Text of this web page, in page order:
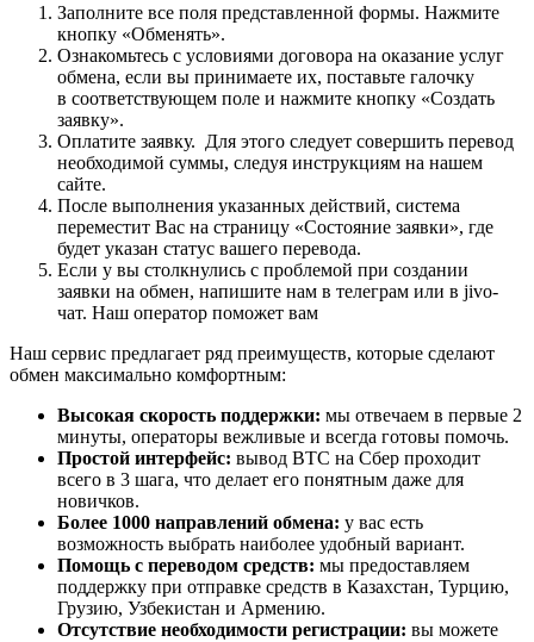
Заполните все поля представленной формы. Нажмите
кнопку «Обменять».
Ознакомьтесь с условиями договора на оказание услуг
обмена, если вы принимаете их, поставьте галочку
в соответствующем поле и нажмите кнопку «Создать
заявку».
Оплатите заявку. Для этого следует совершить перевод
необходимой суммы, следуя инструкциям на нашем
сайте.
После выполнения указанных действий, система
переместит Вас на страницу «Состояние заявки», где
будет указан статус вашего перевода.
Если у вы столкнулись с проблемой при создании
заявки на обмен, напишите нам в телеграм или в jivo-
чат. Наш оператор поможет вам
Наш сервис предлагает ряд преимуществ, которые сделают
обмен максимально комфортным:
Высокая скорость поддержки: мы отвечаем в первые 2
минуты, операторы вежливые и всегда готовы помочь.
Простой интерфейс: вывод BTC на Сбер проходит
всего в 3 шага, что делает его понятным даже для
новичков.
Более 1000 направлений обмена: у вас есть
возможность выбрать наиболее удобный вариант.
Помощь с переводом средств: мы предоставляем
поддержку при отправке средств в Казахстан, Турцию,
Грузию, Узбекистан и Армению.
Отсутствие необходимости регистрации: вы можете